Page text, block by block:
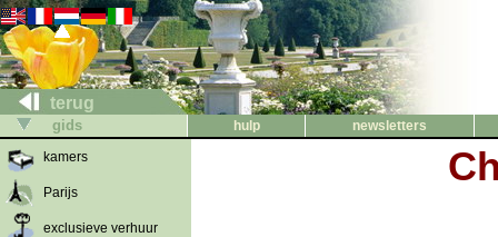
terug
gids hulp
newsletters
kamers
Parijs
exclusieve verhuur